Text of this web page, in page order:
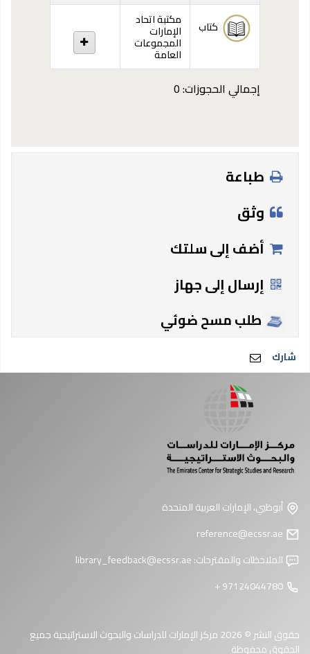
كتاب
مكتبة اتحاد
الإمارات
المجموعات
العامة
إجمالي الحجوزات: 0
طباعة
وثق
أضف إلى سلتك
إرسال إلى جهاز
طلب مسح ضوئي
شارك
أبوظبي، الإمارات العربية المتحدة
الملاحظات والمقترحات:library_feedback@ecssr.ae
حقوق النشر © 2026 مركز الإمارات للدراسات والبحوث الاستراتيجية جميع
الحقوق محفوظة